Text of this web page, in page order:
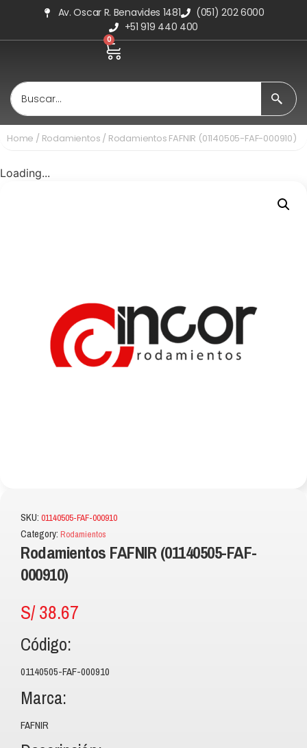
Av. Oscar R. Benavides 1481
(051) 202 6000
+51 919 440 400
0
Home / Rodamientos / Rodamientos FAFNIR (01140505-FAF-000910)
Loading...
SKU: 01140505-FAF-000910
Category: Rodamientos
Rodamientos FAFNIR (01140505-FAF-
000910)
S/38.67
Código:
01140505-FAF-000910
Marca:
FAFNIR